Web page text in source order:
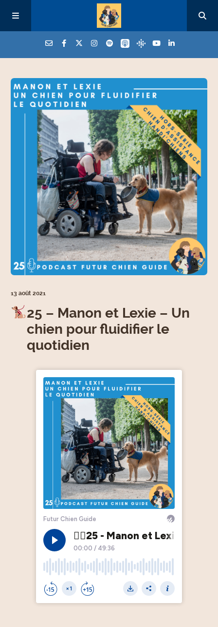
13 août 2021
25 – Manon et Lexie – Un
chien pour fluidifier le
quotidien